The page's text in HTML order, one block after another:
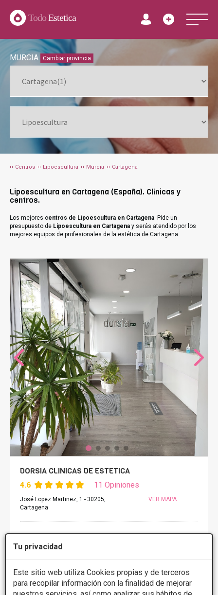
Tu privacidad
Este sitio web utiliza Cookies propias y de terceros
para recopilar información con la finalidad de mejorar
TodoEstetica
MURCIA Cambiar provincia
Centros Lipoescultura Murcia Cartagena
Lipoescultura en Cartagena (España). Clínicas y
centros.
Los mejores centros de Lipoescultura en Cartagena. Pide un
presupuesto de Lipoescultura en Cartagena y serás atendido por los
mejores equipos de profesionales de la estética de Cartagena.
DORSIA CLINICAS DE ESTETICA
4.6 11 Opiniones
José Lopez Martinez, 1 - 30205,
Cartagena
VER MAPA
Lipoescultura
Desde 5995€
Presupuestos con
CONSULTAR/CITA/PRESUPUESTO